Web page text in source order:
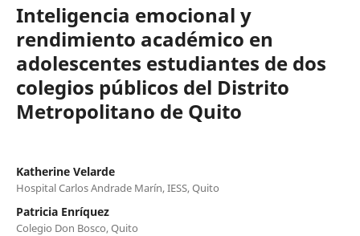
Inteligencia emocional y
rendimiento académico en
adolescentes estudiantes de dos
colegios públicos del Distrito
Metropolitano de Quito
Katherine Velarde
Hospital Carlos Andrade Marín, IESS, Quito
Patricia Enríquez
Colegio Don Bosco, Quito